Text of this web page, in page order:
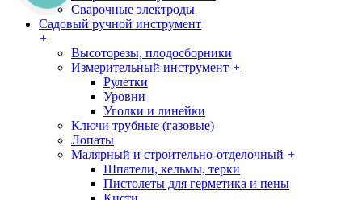
Сварочные электроды
Садовый ручной инструмент
+
Высоторезы, плодосборники
Измерительный инструмент +
Рулетки
Уровни
Уголки и линейки
Ключи трубные (газовые)
Лопаты
Малярный и строительно-отделочный +
Шпатели, кельмы, терки
Пистолеты для герметика и пены